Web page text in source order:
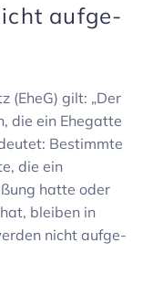
aufge­
(EheG) gilt: „Der
die ein Ehegatte
Bestimmte
die ein
hatte oder
bleiben in
nicht aufge­